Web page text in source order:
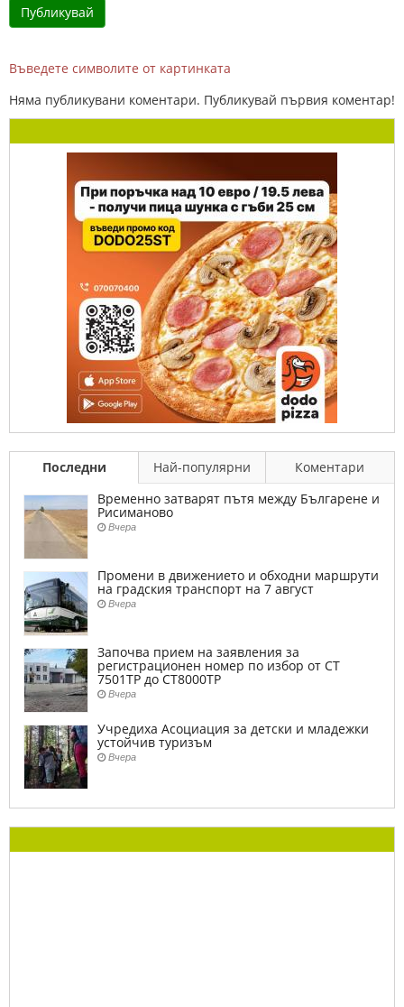
Въведете символите от картинката
Няма публикувани коментари. Публикувай първия коментар!
Последни Най-популярни
Коментари
Временно затварят пътя между Българене и
Рисиманово
Вчера
Промени в движението и обходни маршрути
на градския транспорт на 7 август
Вчера
Започва прием на заявления за
регистрационен номер по избор от СТ
7501ТР до СТ8000ТР
Вчера
Учредиха Асоциация за детски и младежки
устойчив туризъм
Вчера